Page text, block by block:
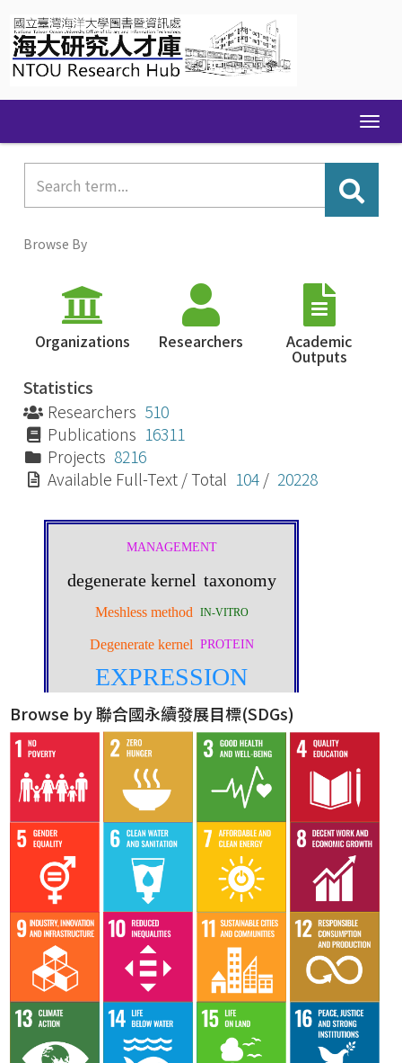
navigation
Browse By
Organizations Researchers Academic
Outputs
Statistics
Researchers 510
Publications 16311
Projects 8216
Available Full-Text / Total 104 / 20228
Browse by 聯合國永續發展目標(SDGs)